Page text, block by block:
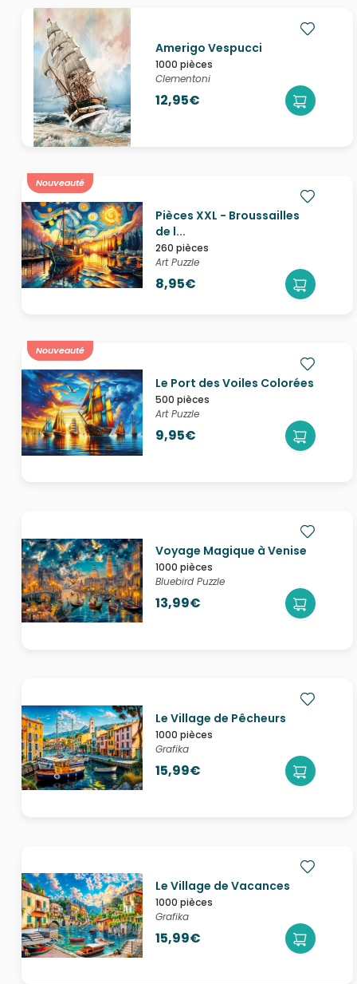
Amerigo Vespucci
1000 pièces
Clementoni
12,95€
Nouveauté
Pièces XXL - Broussailles
de l...
260 pièces
Art Puzzle
8,95€
Nouveauté
Le Port des Voiles Colorées
500 pièces
Art Puzzle
9,95€
Voyage Magique à Venise
1000 pièces
Bluebird Puzzle
13,99€
Le Village de Pêcheurs
1000 pièces
Grafika
15,99€
Le Village de Vacances
1000 pièces
Grafika
15,99€